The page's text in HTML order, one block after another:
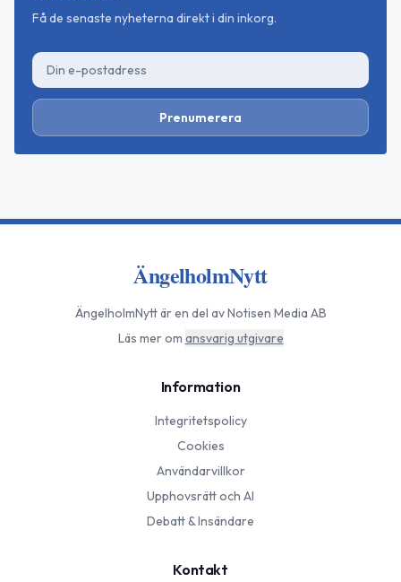
Få de senaste nyheterna direkt i din inkorg.
Prenumerera
ÄngelholmNytt
ÄngelholmNyttär en del av Notisen Media AB
Läs mer om ansvarig utgivare
Information
Integritetspolicy
Cookies
Användarvillkor
Upphovsrätt och AI
Debatt & Insändare
Kontakt